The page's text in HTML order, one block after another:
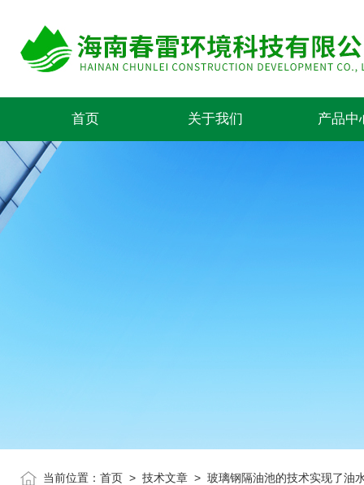
首页 关于我们 产品中
当前位置： 首页 > 技术文章 > 玻璃钢隔油池的技术实现了油